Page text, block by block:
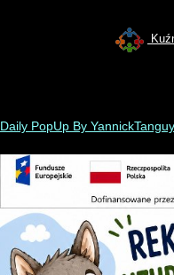
Daily PopUp By